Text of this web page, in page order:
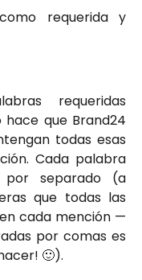
requerida y
requeridas
que Brand24
todas esas
Cada palabra
por separado (a
que todas las
cada mención —
por comas es
🙂).